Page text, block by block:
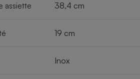
assiette 38,4 cm
19 cm
Inox